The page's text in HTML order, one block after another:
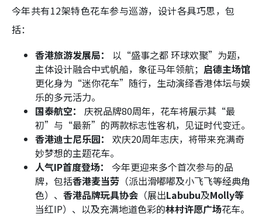
今年共有12架特色花车参与巡游，设计各具巧思，包
括：
香港旅游发展局：
以“盛事之都 环球欢聚”为题，
主体设计融合中式帆船，象征马年领航； 启德主场馆
更化身为“迷你花车”随行，生动演绎香港体坛与娱
乐的多元活力。
国泰航空：
庆祝品牌80周年，花车将展示其“最
初”与“最新”的两款标志性客机，见证时代变迁。
香港迪士尼乐园：
欢庆20周年志庆，将带来充满奇
妙梦想的主题花车。
人气IP首度登场：
今年更迎来多个首次参与的品
牌，包括香港麦当劳 （派出滑嘟嘟及小飞飞等经典角
色）、 香港品牌玩具协会 （展出Labubu及Molly等
当红IP）、以及充满地道色彩的林村许愿广场花车。